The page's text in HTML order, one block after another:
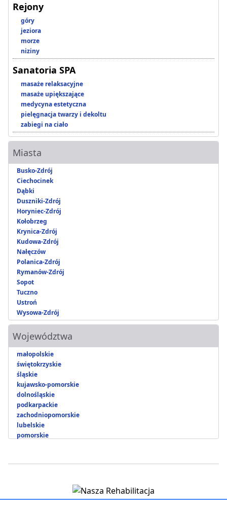
Rejony
góry
jeziora
morze
niziny
Sanatoria SPA
masaże relaksacyjne
masaże upiększające
medycyna estetyczna
pielęgnacja twarzy i dekoltu
zabiegi na ciało
Miasta
Busko-Zdrój
Ciechocinek
Dąbki
Duszniki-Zdrój
Horyniec-Zdrój
Kołobrzeg
Krynica-Zdrój
Kudowa-Zdrój
Nałęczów
Polanica-Zdrój
Rymanów-Zdrój
Sopot
Tuczno
Ustroń
Wysowa-Zdrój
Województwa
małopolskie
świętokrzyskie
śląskie
kujawsko-pomorskie
dolnośląskie
podkarpackie
zachodniopomorskie
lubelskie
pomorskie